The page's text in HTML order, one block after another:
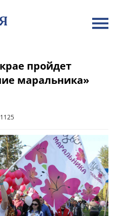
пройдет
маральника»
1125